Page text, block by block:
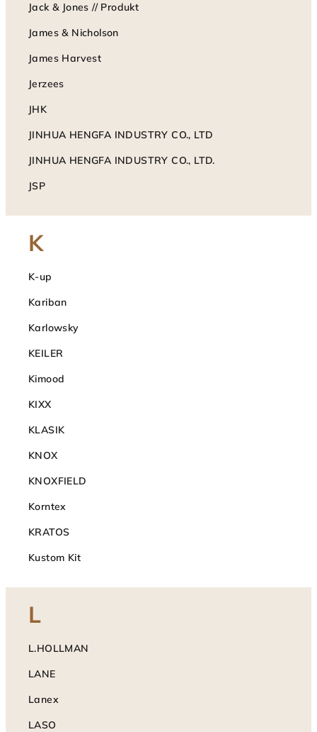
Jack & Jones // Produkt
James & Nicholson
James Harvest
Jerzees
JHK
JINHUA HENGFA INDUSTRY CO., LTD
JINHUA HENGFA INDUSTRY CO., LTD.
JSP
K
K-up
Kariban
Karlowsky
KEILER
Kimood
KIXX
KLASIK
KNOX
KNOXFIELD
Korntex
KRATOS
Kustom Kit
L
L.HOLLMAN
LANE
Lanex
LASO